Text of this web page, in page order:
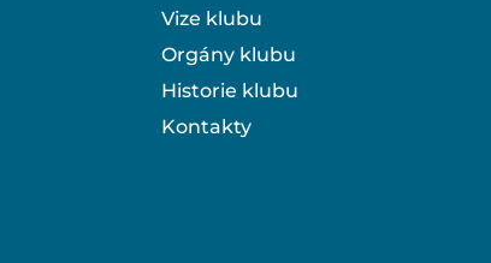
Vize klubu
Orgány klubu
Historie klubu
Kontakty